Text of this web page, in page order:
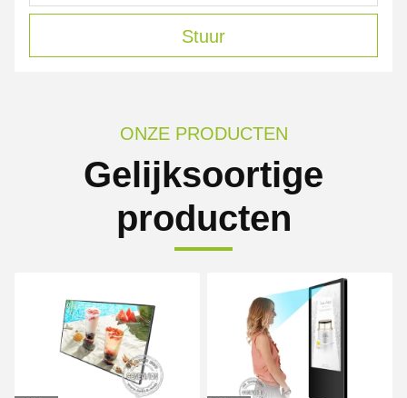
Stuur
ONZE PRODUCTEN
Gelijksoortige
producten